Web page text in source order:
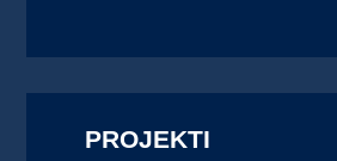
PROJEKTI